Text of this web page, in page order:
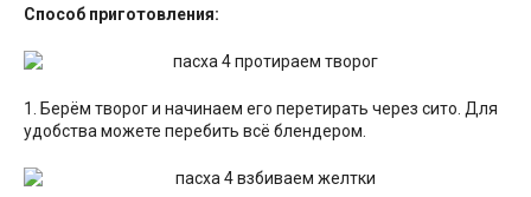
Способ приготовления:
1. Берём творог и начинаем его перетирать через сито. Для
удобства можете перебить всё блендером.